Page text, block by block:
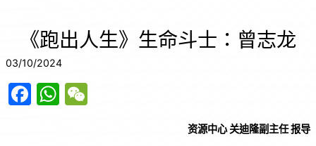
《跑出人生》生命斗士：曾志龙
03/10/2024
F
W
资源中心 关迪隆副主任 报导